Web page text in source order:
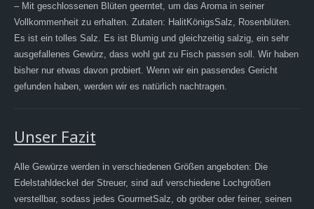
– Mit geschlossenen Blüten geerntet, um das Aroma in seiner
Vollkommenheit zu erhalten. Zutaten: HalitKönigsSalz, Rosenblüten.
Es ist ein tolles Salz. Es ist Blumig und gleichzeitig salzig, ein sehr
ausgefallenes Gewürz, dass wohl gut zu Fisch passen soll. Wir haben
bisher nur etwas davon probiert. Wenn wir ein passendes Gericht
gefunden haben, werden wir es natürlich nachtragen.
Unser Fazit
Alle Gewürze werden in verschiedenen Größen angeboten: Die
Edelstahldeckel der Streuer, sind auf verschiedene Lochgrößen
verstellbar, sodass jedes GourmetSalz, ob gröber oder feiner, seinen